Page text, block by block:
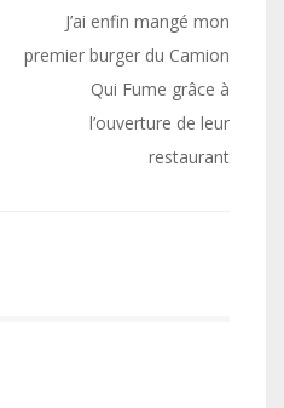
J’ai enfin mangé mon
premier burger du Camion
Qui Fume grâce à
l’ouverture de leur
restaurant